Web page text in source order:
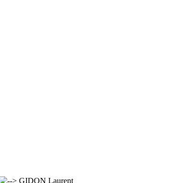
GIDON Laurent